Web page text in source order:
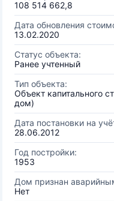
108 514 662,8
Дата обновления
13.02.2020
Статус объекта:
Ранее учтенный
Тип объекта:
Объект капитального
дом)
Дата постановки на
28.06.2012
Год постройки:
1953
Дом признан
Нет